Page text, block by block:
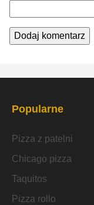
Popularne
Pizza z patelni
Chicago pizza
Taquitos
Pizza rollo